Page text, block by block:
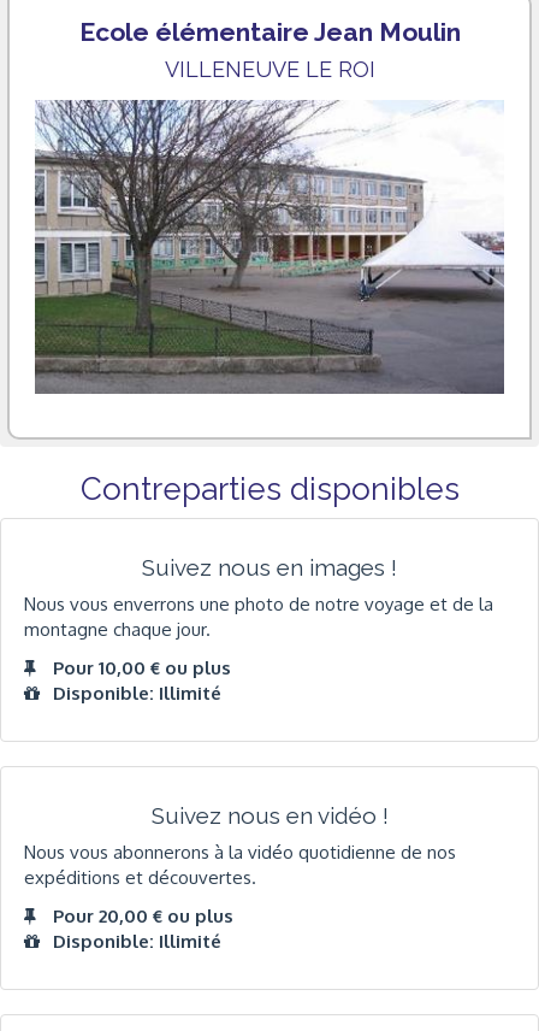
Ecole élémentaire Jean Moulin
VILLENEUVE LE ROI
Contreparties disponibles
Suivez nous en images !
Nous vous enverrons une photo de notre voyage et de la
montagne chaque jour.
Pour 10,00 € ou plus
Disponible: Illimité
Suivez nous en vidéo !
Nous vous abonnerons à la vidéo quotidienne de nos
expéditions et découvertes.
Pour 20,00 € ou plus
Disponible: Illimité